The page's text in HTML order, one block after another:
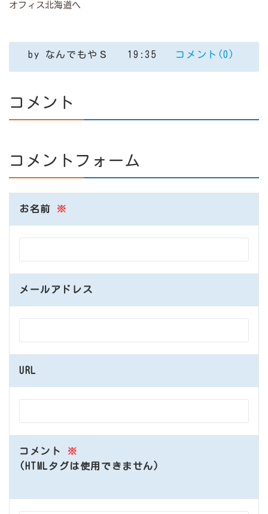
オフィス北海道へ
by なんでもやＳ 19:35 コメント(0)
コメント
コメントフォーム
お名前 ※
メールアドレス
URL
コメント
※
(HTMLタグは使用できません)